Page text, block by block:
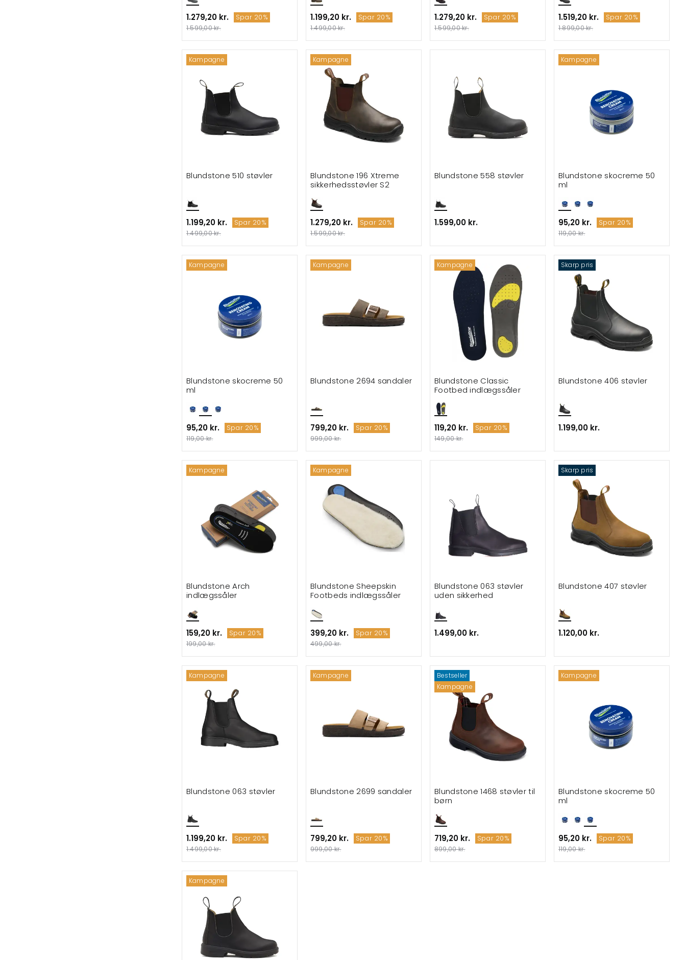
1.279,20 kr. Spar 20%
1.599,00 kr.
1.199,20 kr. Spar 20%
1.499,00 kr.
1.279,20 kr. Spar 20%
1.599,00 kr.
1.519,20 kr. Spar 20%
1.899,00 kr.
Kampagne
Blundstone 510 støvler
1.199,20 kr. Spar 20%
1.499,00 kr.
Kampagne
Blundstone 196 Xtreme
sikkerhedsstøvler S2
1.279,20 kr. Spar 20%
1.599,00 kr.
Blundstone 558 støvler
1.599,00 kr.
Kampagne
Blundstone skocreme 50
ml
95,20 kr. Spar 20%
119,00 kr.
Kampagne
Blundstone skocreme 50
ml
95,20 kr. Spar 20%
119,00 kr.
Kampagne
Blundstone 2694 sandaler
799,20 kr. Spar 20%
999,00 kr.
Kampagne
Blundstone Classic
Footbed indlægssåler
119,20 kr. Spar 20%
149,00 kr.
Skarp pris
Blundstone 406 støvler
1.199,00 kr.
Kampagne
Blundstone Arch
indlægssåler
159,20 kr. Spar 20%
199,00 kr.
Kampagne
Blundstone Sheepskin
Footbeds indlægssåler
399,20 kr. Spar 20%
499,00 kr.
Blundstone 063 støvler
uden sikkerhed
1.499,00 kr.
Skarp pris
Blundstone 407 støvler
1.120,00 kr.
Kampagne
Blundstone 063 støvler
1.199,20 kr. Spar 20%
1.499,00 kr.
Kampagne
Blundstone 2699 sandaler
799,20 kr. Spar 20%
999,00 kr.
Bestseller
Kampagne
Blundstone 1468 støvler til
børn
719,20 kr. Spar 20%
899,00 kr.
Kampagne
Blundstone skocreme 50
ml
95,20 kr. Spar 20%
119,00 kr.
Kampagne